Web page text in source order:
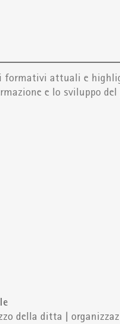
formativi attuali e
e lo sviluppo del
della ditta |